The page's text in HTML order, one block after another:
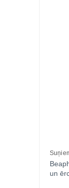
Biežāk
Vai
Jā,
sausu vai
Cik bieži
Var lietot
Vai to var
Jā,
Rūpējies
ar Beaphar
nomierinošu
un